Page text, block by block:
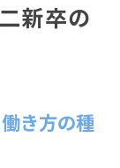
けたい点
新卒の
き方の種